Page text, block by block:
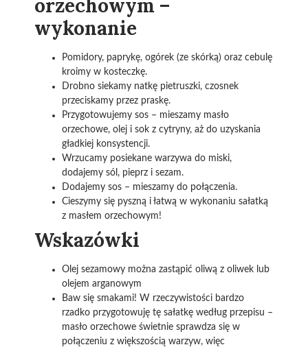
orzechowym –
wykonanie
Pomidory, paprykę, ogórek (ze skórką) oraz cebulę
kroimy w kosteczkę.
Drobno siekamy natkę pietruszki, czosnek
przeciskamy przez praskę.
Przygotowujemy sos – mieszamy masło
orzechowe, olej i sok z cytryny, aż do uzyskania
gładkiej konsystencji.
Wrzucamy posiekane warzywa do miski,
dodajemy sól, pieprz i sezam.
Dodajemy sos – mieszamy do połączenia.
Cieszymy się pyszną i łatwą w wykonaniu sałatką
z masłem orzechowym!
Wskazówki
Olej sezamowy można zastąpić oliwą z oliwek lub
olejem arganowym
Baw się smakami! W rzeczywistości bardzo
rzadko przygotowuję tę sałatkę według przepisu –
masło orzechowe świetnie sprawdza się w
połączeniu z większością warzyw, więc